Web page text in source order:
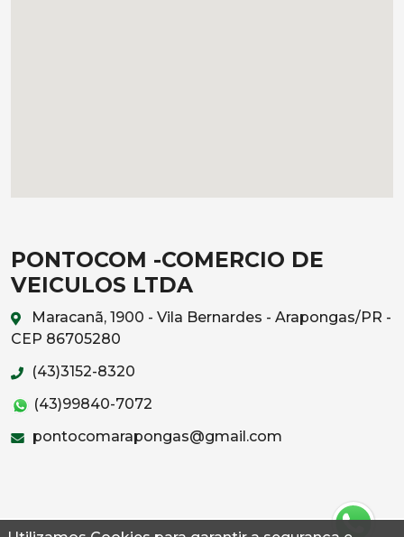
PONTOCOM -COMERCIO DE
VEICULOS LTDA
Maracanã, 1900 - Vila Bernardes - Arapongas/PR -
CEP 86705280
(43)3152-8320
(43)99840-7072
pontocomarapongas@gmail.com